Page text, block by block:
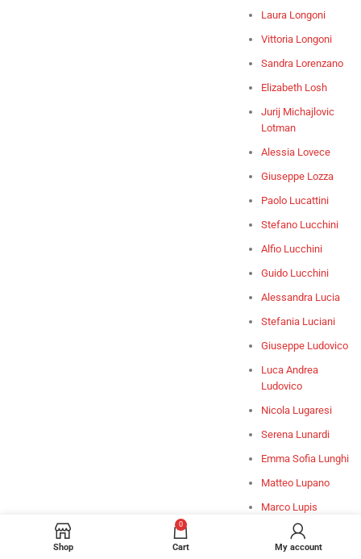
Laura Longoni
Vittoria Longoni
Sandra Lorenzano
Elizabeth Losh
Jurij Michajlovic
Lotman
Alessia Lovece
Giuseppe Lozza
Paolo Lucattini
Stefano Lucchini
Alfio Lucchini
Guido Lucchini
Alessandra Lucia
Stefania Luciani
Giuseppe Ludovico
Luca Andrea
Ludovico
Nicola Lugaresi
Serena Lunardi
Emma Sofia Lunghi
Matteo Lupano
Marco Lupis
Angela M. G.
Lupone
Shop
0
Cart My account